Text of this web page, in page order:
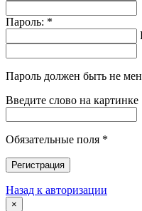
Пароль: *
Пароль должен быть не
Введите слово на картинке
Обязательные поля *
Регистрация
Назад к авторизации
×